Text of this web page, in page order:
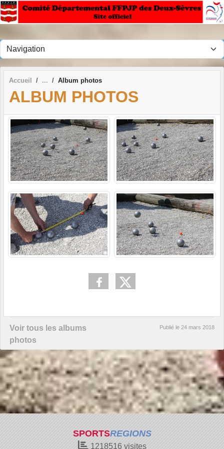
Accueil Album photos
ALBUM PHOTOS
Voir tous les albums
photos
Publié le 24 mars 2018
SPORTSREGIONS
1218516 visites
Panneau de gestion des cookies